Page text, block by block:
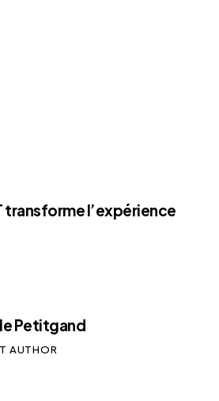
transforme l’expérience
Petitgand
AUTHOR